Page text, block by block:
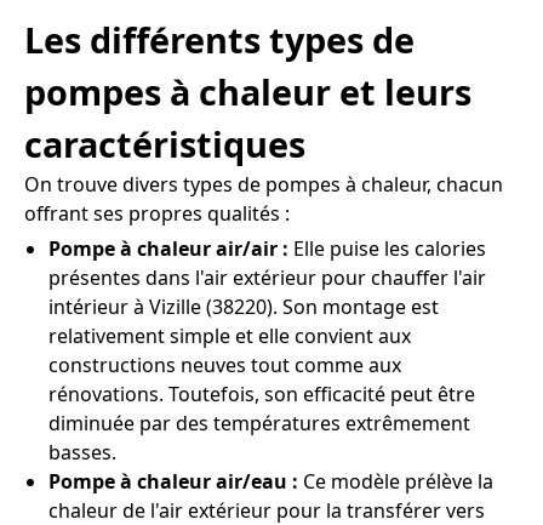
Les différents types de
pompes à chaleur et leurs
caractéristiques
On trouve divers types de pompes à chaleur, chacun
offrant ses propres qualités :
Pompe à chaleur air/air : Elle puise les calories
présentes dans l'air extérieur pour chauffer l'air
intérieur à Vizille (38220). Son montage est
relativement simple et elle convient aux
constructions neuves tout comme aux
rénovations. Toutefois, son efficacité peut être
diminuée par des températures extrêmement
basses.
Pompe à chaleur air/eau : Ce modèle prélève la
chaleur de l'air extérieur pour la transférer vers